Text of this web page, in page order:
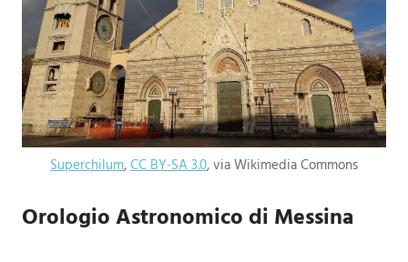
Superchilum,CC BY-SA 3.0, via Wikimedia Commons
Orologio Astronomico di Messina